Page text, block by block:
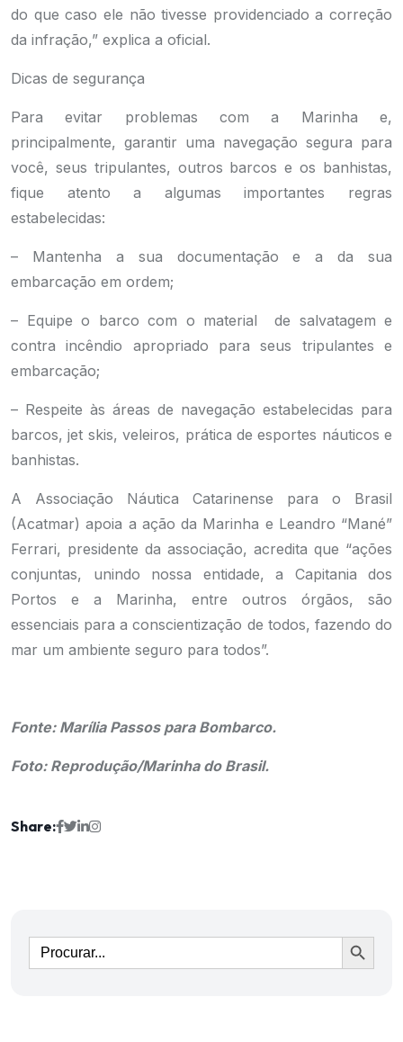
do que caso ele não tivesse providenciado a correção
da infração,” explica a oficial.
Dicas de segurança
Para evitar problemas com a Marinha e,
principalmente, garantir uma navegação segura para
você, seus tripulantes, outros barcos e os banhistas,
fique atento a algumas importantes regras
estabelecidas:
– Mantenha a sua documentação e a da sua
embarcação em ordem;
– Equipe o barco com o material de salvatagem e
contra incêndio apropriado para seus tripulantes e
embarcação;
– Respeite às áreas de navegação estabelecidas para
barcos, jet skis, veleiros, prática de esportes náuticos e
banhistas.
A Associação Náutica Catarinense para o Brasil
(Acatmar) apoia a ação da Marinha e Leandro “Mané”
Ferrari, presidente da associação, acredita que “ações
conjuntas, unindo nossa entidade, a Capitania dos
Portos e a Marinha, entre outros órgãos, são
essenciais para a conscientização de todos, fazendo do
mar um ambiente seguro para todos”.
Fonte: Marília Passos para Bombarco.
Foto: Reprodução/Marinha do Brasil.
Share:
Ir